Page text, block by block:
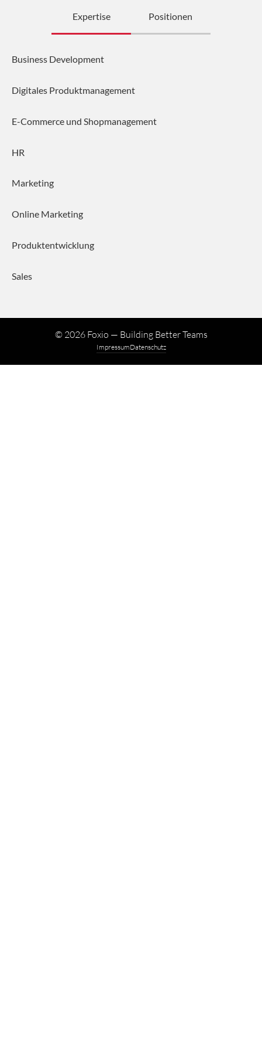
Expertise Positionen
Business Development
Digitales Produktmanagement
E-Commerce und Shopmanagement
HR
Marketing
Online Marketing
Produktentwicklung
Sales
© 2026Foxio — Building Better Teams
ImpressumDatenschutz